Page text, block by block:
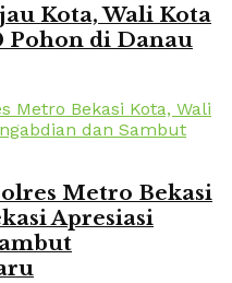
Kota, Wali Kota
Pohon di Danau
Metro Bekasi
Apresiasi